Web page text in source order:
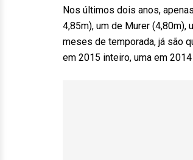
Nos últimos dois anos,
4,85m), um de Murer (4,80m),
meses de temporada, já são
em 2015 inteiro, uma em